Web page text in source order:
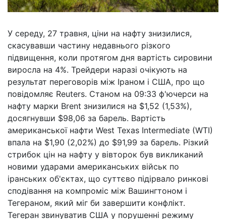
У середу, 27 травня, ціни на нафту знизилися,
скасувавши частину недавнього різкого
підвищення, коли протягом дня вартість сировини
виросла на 4%. Трейдери наразі очікують на
результат переговорів між Іраном і США, про що
повідомляє Reuters. Станом на 09:33 ф'ючерси на
нафту марки Brent знизилися на $1,52 (1,53%),
досягнувши $98,06 за барель. Вартість
американської нафти West Texas Intermediate (WTI)
впала на $1,90 (2,02%) до $91,99 за барель. Різкий
стрибок цін на нафту у вівторок був викликаний
новими ударами американських військ по
іранських об'єктах, що суттєво підірвало ринкові
сподівання на компроміс між Вашингтоном і
Тегераном, який міг би завершити конфлікт.
Тегеран звинуватив США у порушенні режиму